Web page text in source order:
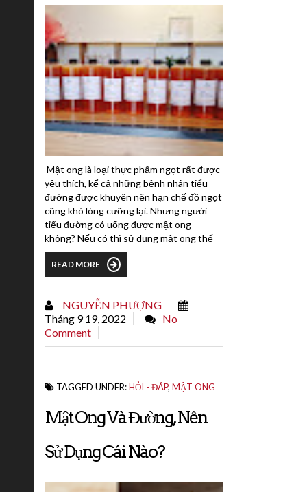
Mật ong là loại thực phẩm ngọt rất được
yêu thích, kể cả những bệnh nhân tiểu
đường được khuyên nên hạn chế đồ ngọt
cũng khó lòng cưỡng lại. Nhưng người
tiểu đường có uống được mật ong
không? Nếu có thì sử dụng mật ong thế
nào là tốt?1. Các chất dinh dưỡng có
trong mật ongMật ong là loại chất lỏng
đặc sệt, có màu vàng óng hơi nâu, được
lấy từ ong mật và các loại côn trùng khác.
Nguồn gốc của mật ong chính là các loại
mật hoa...
READ MORE
NGUYỄN PHƯỢNG
Tháng 9 19, 2022
No
Comment
TAGGED UNDER:HỎI - ĐÁP, MẬT ONG
Mật Ong Và Đường, Nên
Sử Dụng Cái Nào?